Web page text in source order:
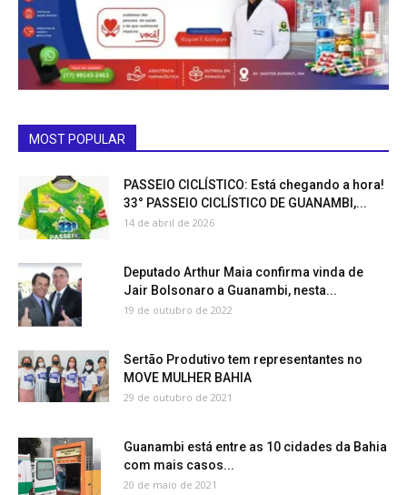
MOST POPULAR
PASSEIO CICLÍSTICO: Está chegando a hora!
33° PASSEIO CICLÍSTICO DE GUANAMBI,...
14 de abril de 2026
Deputado Arthur Maia confirma vinda de
Jair Bolsonaro a Guanambi, nesta...
19 de outubro de 2022
Sertão Produtivo tem representantes no
MOVE MULHER BAHIA
29 de outubro de 2021
Guanambi está entre as 10 cidades da Bahia
com mais casos...
20 de maio de 2021